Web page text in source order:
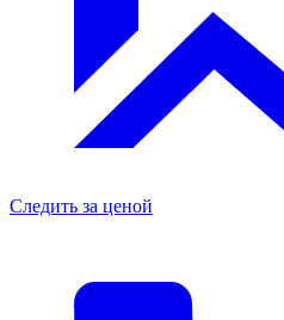
Следить за ценой